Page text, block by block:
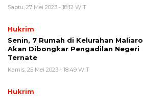
Sabtu, 27 Mei 2023 - 18:12 WIT
Hukrim
Senin, 7 Rumah di Kelurahan Maliaro
Akan Dibongkar Pengadilan Negeri
Ternate
Kamis, 25 Mei 2023 - 18:49 WIT
Hukrim